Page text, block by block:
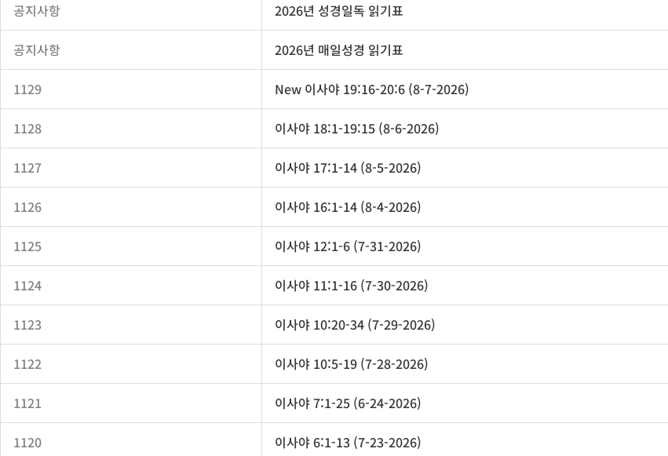
공지사항 2026년 성경일독 읽기표
공지사항 2026년 매일성경 읽기표
1129 New 이사야 19:16-20:6 (8-7-2026)
1128 이사야 18:1-19:15 (8-6-2026)
1127 이사야 17:1-14 (8-5-2026)
1126 이사야 16:1-14 (8-4-2026)
1125 이사야 12:1-6 (7-31-2026)
1124 이사야 11:1-16 (7-30-2026)
1123 이사야 10:20-34 (7-29-2026)
1122 이사야 10:5-19 (7-28-2026)
1121 이사야 7:1-25 (6-24-2026)
1120 이사야 6:1-13 (7-23-2026)